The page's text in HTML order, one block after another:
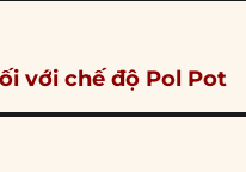
với chế độ Pol Pot